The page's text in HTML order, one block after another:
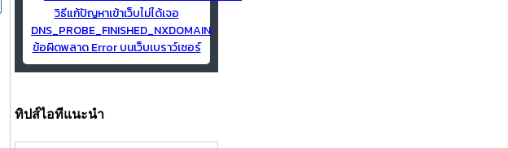
วิธีแก้ปัญหาเข้าเว็บไม่ได้เจอ
DNS_PROBE_FINISHED_NXDOMAIN
ข้อผิดพลาด Error บนเว็บเบราว์เซอร์
ทิปส์ไอทีแนะนำ